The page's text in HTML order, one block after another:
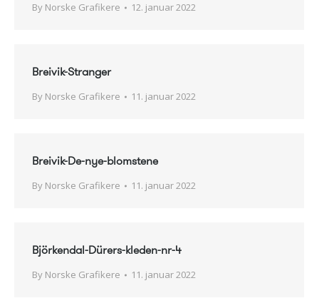
By Norske Grafikere 12. januar 2022
Breivik-Stranger
By Norske Grafikere 11. januar 2022
Breivik-De-nye-blomstene
By Norske Grafikere 11. januar 2022
Björkendal-Dürers-kleden-nr-4
By Norske Grafikere 11. januar 2022